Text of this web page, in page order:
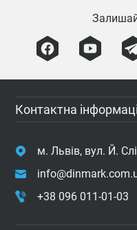
Контактна
м. Львів, вул. Й.
+38 096 011-01-03